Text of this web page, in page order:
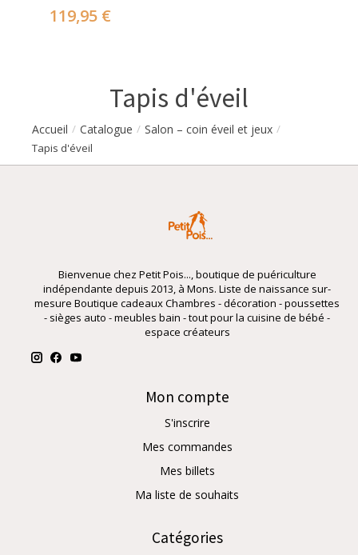
119,95 €
Tapis d'éveil
Accueil / Catalogue / Salon – coin éveil et jeux /
Tapis d'éveil
Bienvenue chez Petit Pois..., boutique de puériculture
indépendante depuis 2013, à Mons. Liste de naissance sur-
mesure Boutique cadeaux Chambres - décoration - poussettes
- sièges auto - meubles bain - tout pour la cuisine de bébé -
espace créateurs
Mon compte
S'inscrire
Mes commandes
Mes billets
Ma liste de souhaits
Catégories